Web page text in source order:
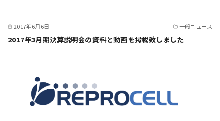
2017年6月6日 一般ニュース
2017年3月期決算説明会の資料と動画を掲載致しました